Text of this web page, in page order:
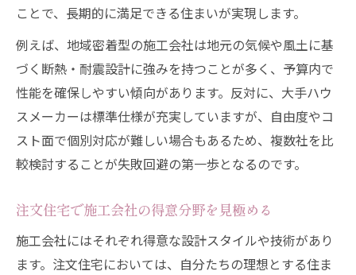
ことで、長期的に満足できる住まいが実現します。
例えば、地域密着型の施工会社は地元の気候や風土に基
づく断熱・耐震設計に強みを持つことが多く、予算内で
性能を確保しやすい傾向があります。反対に、大手ハウ
スメーカーは標準仕様が充実していますが、自由度やコ
スト面で個別対応が難しい場合もあるため、複数社を比
較検討することが失敗回避の第一歩となるのです。
注文住宅で施工会社の得意分野を見極める
施工会社にはそれぞれ得意な設計スタイルや技術があり
ます。注文住宅においては、自分たちの理想とする住ま